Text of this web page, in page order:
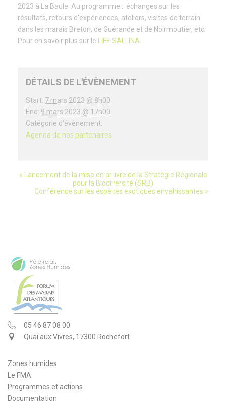
2023 à La Baule. Au programme : échanges sur les
résultats, retours d'expériences, ateliers, visites de terrain
dans les marais Breton, de Guérande et de Noirmoutier, etc.
Pour en savoir plus sur le
LIFE SALLINA
DÉTAILS DE L'ÉVÈNEMENT
Start: 7 mars 2023 @ 8h00
End: 9 mars 2023 @ 17h00
Catégorie d’évènement:
Agenda de nos partenaires
évènement
« Lancement de la mise en œuvre de la Stratégie Régionale
pour la Biodiversité (SRB)
Conférence sur les espèces exotiques envahissantes »
05 46 87 08 00
Quai aux Vivres, 17300 Rochefort
Zones humides
Le FMA
Programmes et actions
Documentation